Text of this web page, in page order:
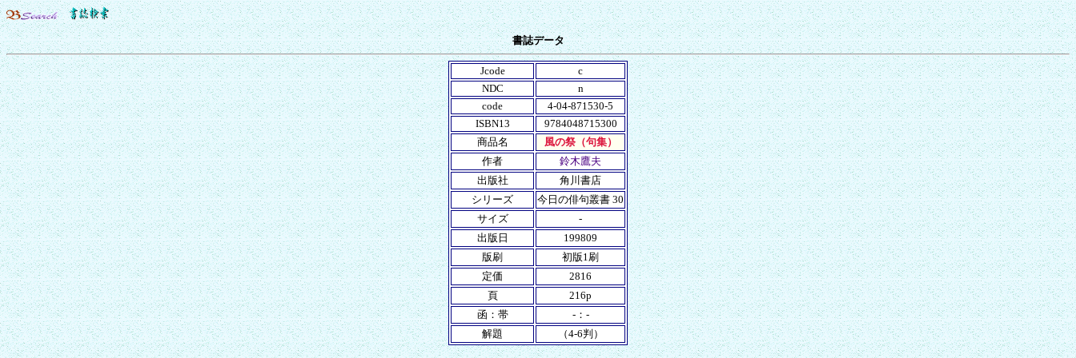
書誌データ
Jcode
c
NDC
n
code
4-04-871530-5
ISBN13
9784048715300
商品名
風の祭（句集）
作者
鈴木鷹夫
出版社
角川書店
シリーズ
今日の俳句叢書 30
サイズ
-
出版日
199809
版刷
初版1刷
定価
2816
頁
216p
函：帯
-：-
解題
（4-6判）